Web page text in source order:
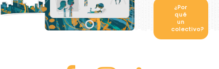
¿Por
qué
un
colectivo?